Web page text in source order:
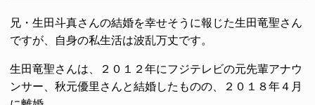
兄・生田斗真さんの結婚を幸せそうに報じた生田竜聖さん
ですが、自身の私生活は波乱万丈です。
生田竜聖さんは、２０１２年にフジテレビの元先輩アナウ
ンサー、秋元優里さんと結婚したものの、２０１８年４月